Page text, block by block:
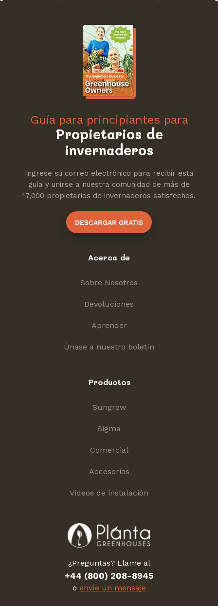
Guía para principiantes para
Propietarios de
invernaderos
Ingrese su correo electrónico para recibir esta
guía y unirse a nuestra comunidad de más de
17,000 propietarios de invernaderos satisfechos.
DESCARGAR GRATIS
Acerca de
Sobre Nosotros
Devoluciones
Aprender
Únase a nuestro boletín
Productos
Sungrow
Sigma
Comercial
Accesorios
Videos de instalación
¿Preguntas? Llame al
+44 (800) 208-8945
o envíe un mensaje